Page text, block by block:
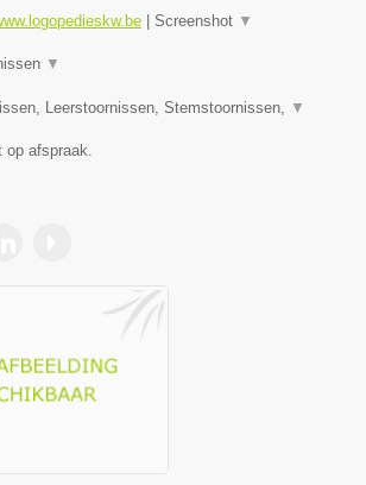
Screenshot ▼
▼
Leerstoornissen, Stemstoornissen, ▼
op afspraak.